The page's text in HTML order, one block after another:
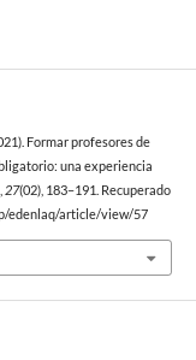
Formar profesores de
una experiencia
,27(02), 183–191. Recuperado
edenlaq/article/view/57